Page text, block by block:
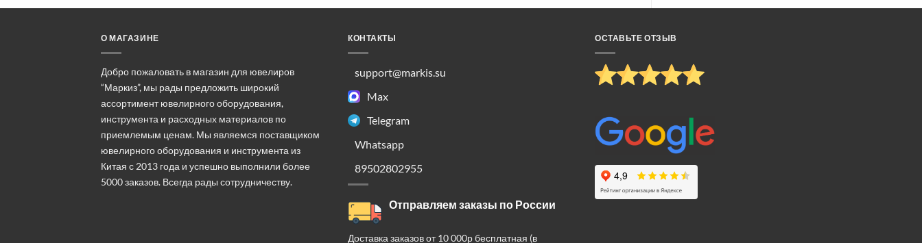
Опции
можно
выбрать
на
странице
товара.
выбрать
товара.
О МАГАЗИНЕ
Добро пожаловать в магазин для ювелиров
“Маркиз”, мы рады предложить широкий
ассортимент ювелирного оборудования,
инструмента и расходных материалов по
приемлемым ценам. Мы являемся поставщиком
ювелирного оборудования и инструмента из
Китая с 2013 года и успешно выполнили более
5000 заказов. Всегда рады сотрудничеству.
КОНТАКТЫ
support@markis.su
Max
Telegram
Whatsapp
89502802955
Отправляем заказы по России
Доставка заказов от 10 000р бесплатная (в
ОСТАВЬТЕ ОТЗЫВ